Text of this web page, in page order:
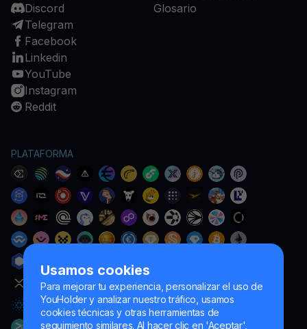
Usamos cookies
Para mejorar tu experiencia, personalizar el uso de
YouHolder y analizar nuestro tráfico, usamos
cookies técnicas y otras herramientas de
seguimiento similares. Al hacer clic en 'Aceptar',
Discord
Telegram
Facebook
Linkedin
YouTube
Instagram
Reddit
Glosario
PLATAFORMA